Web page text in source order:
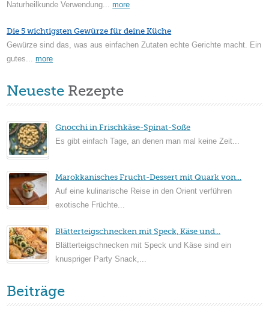
Naturheilkunde Verwendung...more
Die 5 wichtigsten Gewürze für deine Küche
Gewürze sind das, was aus einfachen Zutaten echte Gerichte macht. Ein
gutes...more
Neueste Rezepte
Gnocchi in Frischkäse-Spinat-Soße
Es gibt einfach Tage, an denen man mal keine Zeit...
Marokkanisches Frucht-Dessert mit Quark von...
Auf eine kulinarische Reise in den Orient verführen
exotische Früchte...
Blätterteigschnecken mit Speck, Käse und...
Blätterteigschnecken mit Speck und Käse sind ein
knuspriger Party Snack,...
Beiträge